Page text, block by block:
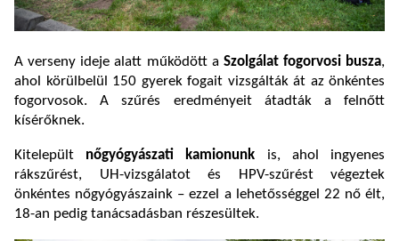
A verseny ideje alatt működött a Szolgálat fogorvosi busza,
ahol körülbelül 150 gyerek fogait vizsgálták át az önkéntes
fogorvosok. A szűrés eredményeit átadták a felnőtt
kísérőknek.
Kitelepült nőgyógyászati kamionunk is, ahol ingyenes
rákszűrést, UH-vizsgálatot és HPV-szűrést végeztek
önkéntes nőgyógyászaink – ezzel a lehetősséggel 22 nő élt,
18-an pedig tanácsadásban részesültek.